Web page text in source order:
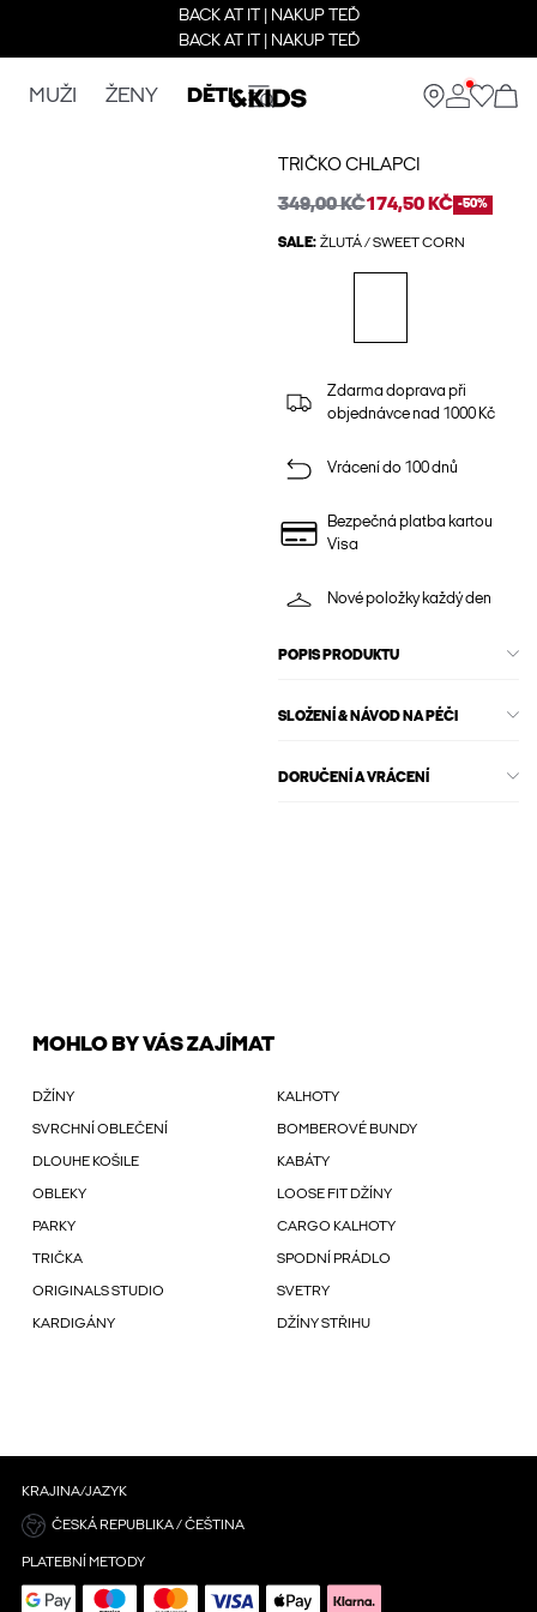
BACK AT IT | NAKUP TEĎ
BACK AT IT | NAKUP TEĎ
MUŽI ŽENY DĚTI
TRIČKO CHLAPCI
349,00 KČ174,50 KČ -50%
SALE: ŽLUTÁ / SWEET CORN
Zdarma doprava při
objednávce nad 1000 Kč
Vrácení do 100 dnů
Bezpečná platba kartou
Visa
Nové položky každý den
POPIS PRODUKTU
SLOŽENÍ & NÁVOD NA PÉČI
DORUČENÍ A VRÁCENÍ
MOHLO BY VÁS ZAJÍMAT
DŽÍNY KALHOTY
SVRCHNÍ OBLEČENÍ BOMBEROVÉ BUNDY
DLOUHE KOŠILE KABÁTY
OBLEKY LOOSE FIT DŽÍNY
PARKY CARGO KALHOTY
TRIČKA SPODNÍ PRÁDLO
ORIGINALS STUDIO SVETRY
KARDIGÁNY DŽÍNY STŘIHU
KRAJINA/JAZYK
ČESKÁ REPUBLIKA / ČEŠTINA
PLATEBNÍ METODY